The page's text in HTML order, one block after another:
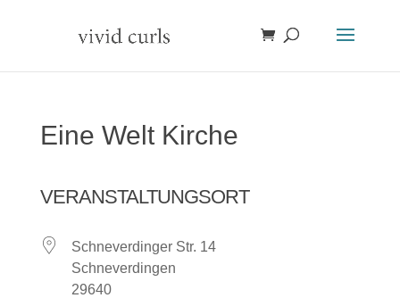
Eine Welt Kirche
VERANSTALTUNGSORT
Schneverdinger Str. 14
Schneverdingen
29640